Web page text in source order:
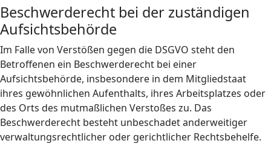
Beschwerde­recht bei der zuständigen
Aufsichts­behörde
Im Falle von Verstößen gegen die DSGVO steht den
Betroffenen ein Beschwerderecht bei einer
Aufsichtsbehörde, insbesondere in dem Mitgliedstaat
ihres gewöhnlichen Aufenthalts, ihres Arbeitsplatzes oder
des Orts des mutmaßlichen Verstoßes zu. Das
Beschwerderecht besteht unbeschadet anderweitiger
verwaltungsrechtlicher oder gerichtlicher Rechtsbehelfe.